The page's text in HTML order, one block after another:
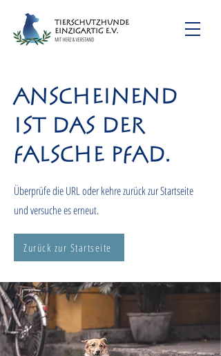
Anscheinend
ist das der
falsche Pfad.
Überprüfe die URL oder kehre zurück zur Startseite
und versuche es erneut.
Zurück zur Startseite